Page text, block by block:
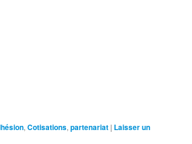
,Cotisations,partenariat | Laisser un